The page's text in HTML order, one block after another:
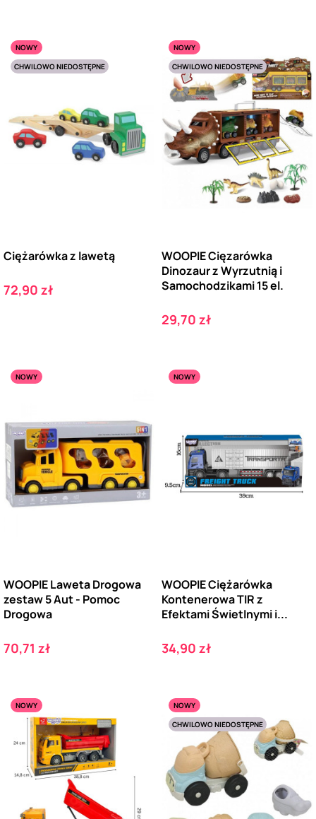
NOWY
CHWILOWO NIEDOSTĘPNE
Ciężarówka z lawetą
Cena
72,90 zł
NOWY
CHWILOWO NIEDOSTĘPNE
WOOPIE Cięzarówka
Dinozaur z Wyrzutnią i
Samochodzikami 15 el.
Cena
29,70 zł
NOWY
WOOPIE Laweta Drogowa
zestaw 5 Aut - Pomoc
Drogowa
Cena
70,71 zł
NOWY
WOOPIE Ciężarówka
Kontenerowa TIR z
Efektami Świetlnymi i...
Cena
34,90 zł
NOWY
NOWY
CHWILOWO NIEDOSTĘPNE